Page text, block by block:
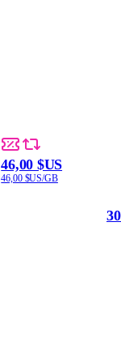
46,00 $US
46,00 $US/GB